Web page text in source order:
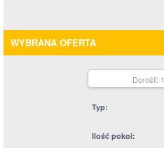
WYBRANA OFERTA
Dorośli: 1
Typ
Ilość pokoi